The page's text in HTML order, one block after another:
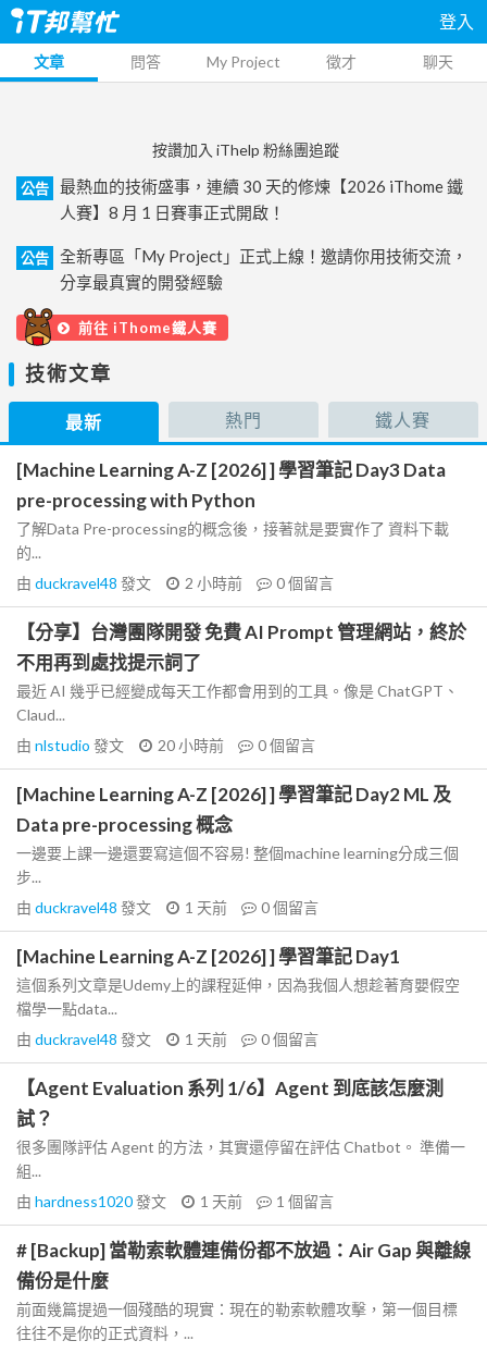
登入
文章 問答 My Project 徵才 聊天
按讚加入 iThelp 粉絲團追蹤
公告
最熱血的技術盛事，連續 30 天的修煉【2026 iThome 鐵
人賽】8 月 1 日賽事正式開啟！
公告
全新專區「My Project」正式上線！邀請你用技術交流，
分享最真實的開發經驗
前往 iThome鐵人賽
技術文章
最新 熱門 鐵人賽
[Machine Learning A-Z [2026] ] 學習筆記 Day3 Data
pre-processing with Python
了解Data Pre-processing的概念後，接著就是要實作了 資料下載
的...
由 duckravel48 發文 2 小時前 0個留言
【分享】台灣團隊開發 免費 AI Prompt 管理網站，終於
不用再到處找提示詞了
最近 AI 幾乎已經變成每天工作都會用到的工具。像是 ChatGPT、
Claud...
由 nlstudio 發文 20 小時前 0個留言
[Machine Learning A-Z [2026] ] 學習筆記 Day2 ML 及
Data pre-processing 概念
一邊要上課一邊還要寫這個不容易! 整個machine learning分成三個
步...
由 duckravel48 發文 1 天前 0個留言
[Machine Learning A-Z [2026] ] 學習筆記 Day1
這個系列文章是Udemy上的課程延伸，因為我個人想趁著育嬰假空
檔學一點data...
由 duckravel48 發文 1 天前 0個留言
【Agent Evaluation 系列 1/6】Agent 到底該怎麼測
試？
很多團隊評估 Agent 的方法，其實還停留在評估 Chatbot。 準備一
組...
由 hardness1020發文 1 天前 1 個留言
# [Backup] 當勒索軟體連備份都不放過：Air Gap 與離線
備份是什麼
前面幾篇提過一個殘酷的現實：現在的勒索軟體攻擊，第一個目標
往往不是你的正式資料，...